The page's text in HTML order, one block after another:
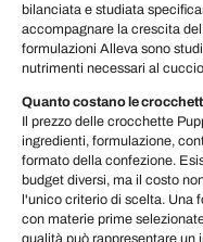
bilanciata e studiata
accompagnare la crescita
formulazioni Alleva sono
nutrimenti necessari al
Quanto costano le
Il prezzo delle crocchette
ingredienti, formulazione,
formato della confezione.
budget diversi, ma il costo
l'unico criterio di scelta. Una
con materie prime
qualità può rappresentare un